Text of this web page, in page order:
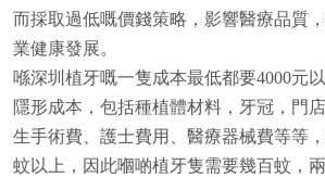
而採取過低嘅價錢策略，影響醫療品質
業健康發展。
喺深圳植牙嘅一隻成本最低都要4000元
隱形成本，包括種植體材料，牙冠，門
生手術費、護士費用、醫療器械費等等
蚊以上，因此嗰啲植牙隻需要幾百蚊，